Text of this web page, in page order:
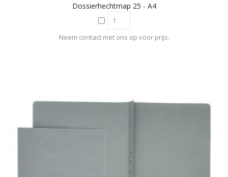
Dossierhechtmap 25 - A4
Neem contact met ons op voor prijs.